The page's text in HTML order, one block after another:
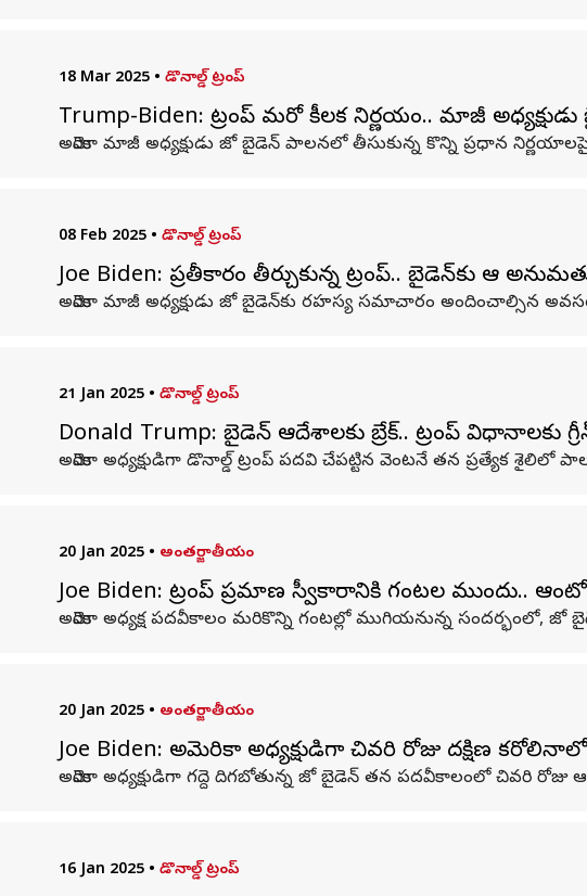
18 Mar 2025 • డొనాల్డ్ ట్రంప్
Trump-Biden: ట్రంప్‌ మరో కీలక నిర్ణయం.. మాజీ అధ్యక్షుడు
అమెరికా మాజీ అధ్యక్షుడు జో బైడెన్‌ పాలనలో తీసుకున్న కొన్ని ప్రధాన నిర్ణయాలపై
08 Feb 2025 • డొనాల్డ్ ట్రంప్
Joe Biden: ప్రతీకారం తీర్చుకున్న ట్రంప్.. బైడెన్‌కు ఆ
అమెరికా మాజీ అధ్యక్షుడు జో బైడెన్‌కు రహస్య సమాచారం అందించాల్సిన అవసరం
21 Jan 2025 • డొనాల్డ్ ట్రంప్
Donald Trump: బైడెన్ ఆదేశాలకు బ్రేక్.. ట్రంప్ విధానాలకు
అమెరికా అధ్యక్షుడిగా డొనాల్డ్‌ ట్రంప్‌ పదవి చేపట్టిన వెంటనే తన ప్రత్యేక శైలిలో
20 Jan 2025 • అంతర్జాతీయం
Joe Biden: ట్రంప్ ప్రమాణ స్వీకారానికి గంటల ముందు..
అమెరికా అధ్యక్ష పదవీకాలం మరికొన్ని గంటల్లో ముగియనున్న సందర్భంలో, జో
20 Jan 2025 • అంతర్జాతీయం
Joe Biden: అమెరికా అధ్యక్షుడిగా చివరి రోజు దక్షిణ
అమెరికా అధ్యక్షుడిగా గద్దె దిగబోతున్న జో బైడెన్ తన పదవీకాలంలో చివరి
16 Jan 2025 • డొనాల్డ్ ట్రంప్